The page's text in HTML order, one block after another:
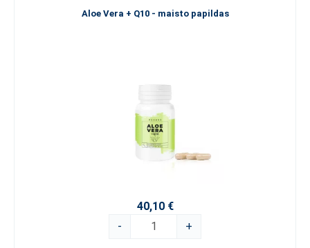
Aloe Vera + Q10 - maisto papildas
40,10 €
-
+